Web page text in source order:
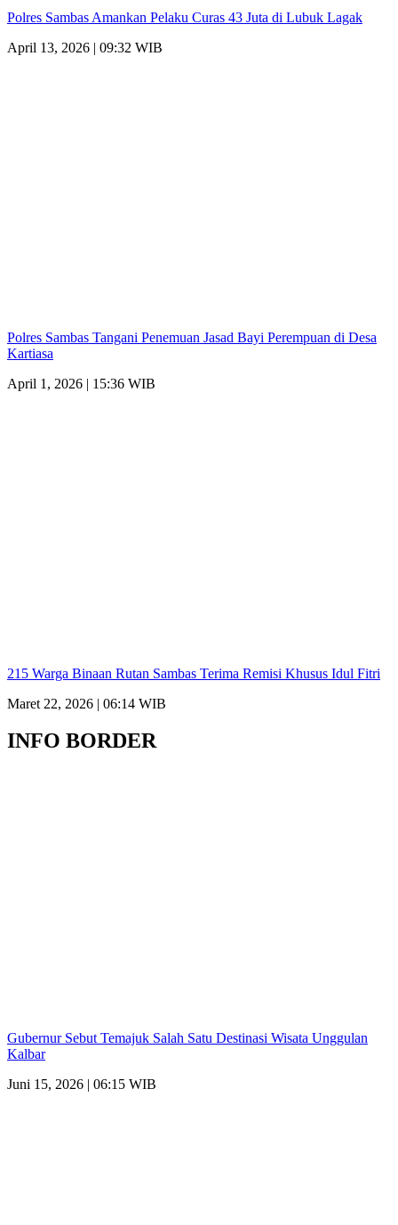
Polres Sambas Amankan Pelaku Curas 43 Juta di Lubuk Lagak
April 13, 2026 | 09:32 WIB
Polres Sambas Tangani Penemuan Jasad Bayi Perempuan di Desa
Kartiasa
April 1, 2026 | 15:36 WIB
215 Warga Binaan Rutan Sambas Terima Remisi Khusus Idul Fitri
Maret 22, 2026 | 06:14 WIB
INFO BORDER
Gubernur Sebut Temajuk Salah Satu Destinasi Wisata Unggulan
Kalbar
Juni 15, 2026 | 06:15 WIB